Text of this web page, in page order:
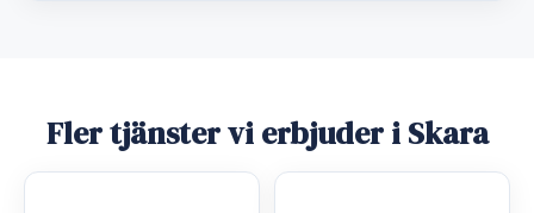
Fler tjänster vi erbjuder i Skara